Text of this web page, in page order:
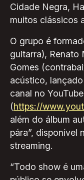
Cidade Negra,
muitos clássicos
O grupo é
guitarra), Renato
Gomes
acústico,
canal no YouTube
(https://
além do álbum
pára”, disponível
streaming.
“Todo show é